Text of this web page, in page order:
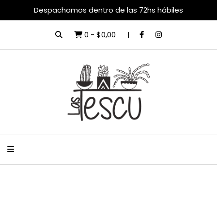
Despachamos dentro de las 72hs hábiles
0 - $0,00